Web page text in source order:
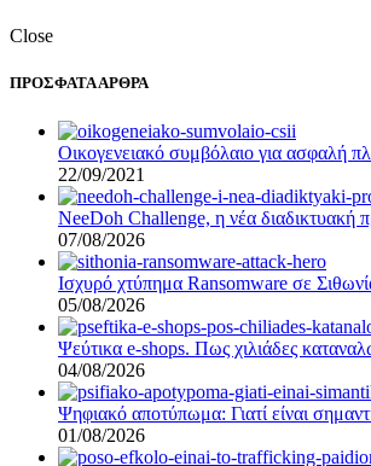
Close
ΠΡΟΣΦΑΤΑ ΑΡΘΡΑ
Οικογενειακό συμβόλαιο για ασφαλή
22/09/2021
NeeDoh Challenge, η νέα διαδικτυακή
07/08/2026
Ισχυρό χτύπημα Ransomware σε
05/08/2026
Ψεύτικα e-shops. Πως χιλιάδες
04/08/2026
Ψηφιακό αποτύπωμα: Γιατί είναι
01/08/2026